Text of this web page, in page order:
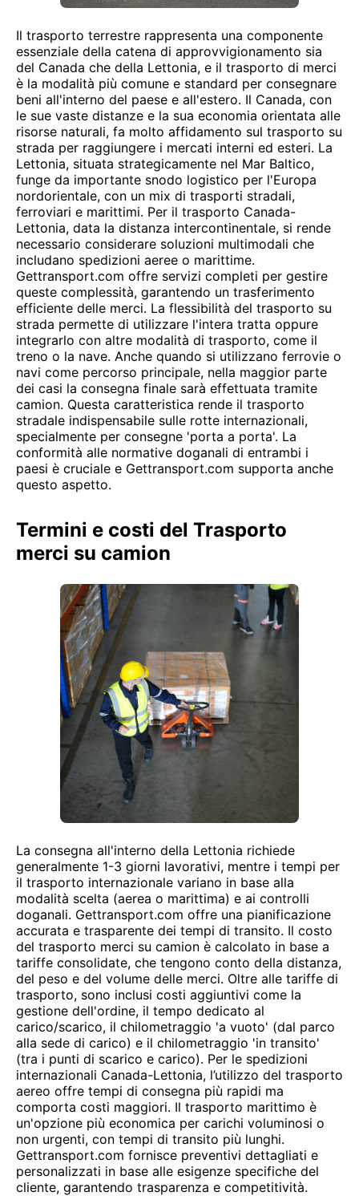
Il trasporto terrestre rappresenta una componente
essenziale della catena di approvvigionamento sia
del Canada che della Lettonia, e il trasporto di merci
è la modalità più comune e standard per consegnare
beni all'interno del paese e all'estero. Il Canada, con
le sue vaste distanze e la sua economia orientata alle
risorse naturali, fa molto affidamento sul trasporto su
strada per raggiungere i mercati interni ed esteri. La
Lettonia, situata strategicamente nel Mar Baltico,
funge da importante snodo logistico per l'Europa
nordorientale, con un mix di trasporti stradali,
ferroviari e marittimi. Per il trasporto Canada-
Lettonia, data la distanza intercontinentale, si rende
necessario considerare soluzioni multimodali che
includano spedizioni aeree o marittime.
Gettransport.com offre servizi completi per gestire
queste complessità, garantendo un trasferimento
efficiente delle merci. La flessibilità del trasporto su
strada permette di utilizzare l'intera tratta oppure
integrarlo con altre modalità di trasporto, come il
treno o la nave. Anche quando si utilizzano ferrovie o
navi come percorso principale, nella maggior parte
dei casi la consegna finale sarà effettuata tramite
camion. Questa caratteristica rende il trasporto
stradale indispensabile sulle rotte internazionali,
specialmente per consegne 'porta a porta'. La
conformità alle normative doganali di entrambi i
paesi è cruciale e Gettransport.com supporta anche
questo aspetto.
Termini e costi del Trasporto
merci su camion
La consegna all'interno della Lettonia richiede
generalmente 1-3 giorni lavorativi, mentre i tempi per
il trasporto internazionale variano in base alla
modalità scelta (aerea o marittima) e ai controlli
doganali. Gettransport.com offre una pianificazione
accurata e trasparente dei tempi di transito. Il costo
del trasporto merci su camion è calcolato in base a
tariffe consolidate, che tengono conto della distanza,
del peso e del volume delle merci. Oltre alle tariffe di
trasporto, sono inclusi costi aggiuntivi come la
gestione dell'ordine, il tempo dedicato al
carico/scarico, il chilometraggio 'a vuoto' (dal parco
alla sede di carico) e il chilometraggio 'in transito'
(tra i punti di scarico e carico). Per le spedizioni
internazionali Canada-Lettonia, l’utilizzo del trasporto
aereo offre tempi di consegna più rapidi ma
comporta costi maggiori. Il trasporto marittimo è
un'opzione più economica per carichi voluminosi o
non urgenti, con tempi di transito più lunghi.
Gettransport.com fornisce preventivi dettagliati e
personalizzati in base alle esigenze specifiche del
cliente, garantendo trasparenza e competitività.